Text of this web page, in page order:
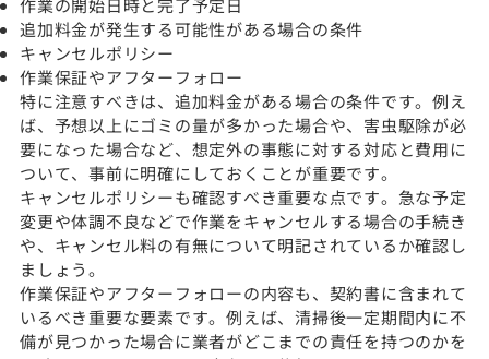
作業の開始日時と完了予定日
追加料金が発生する可能性がある場合の条件
キャンセルポリシー
作業保証やアフターフォロー
特に注意すべきは、追加料金がある場合の条件です。例え
ば、予想以上にゴミの量が多かった場合や、害虫駆除が必
要になった場合など、想定外の事態に対する対応と費用に
ついて、事前に明確にしておくことが重要です。
キャンセルポリシーも確認すべき重要な点です。急な予定
変更や体調不良などで作業をキャンセルする場合の手続き
や、キャンセル料の有無について明記されているか確認し
ましょう。
作業保証やアフターフォローの内容も、契約書に含まれて
いるべき重要な要素です。例えば、清掃後一定期間内に不
備が見つかった場合に業者がどこまでの責任を持つのかを